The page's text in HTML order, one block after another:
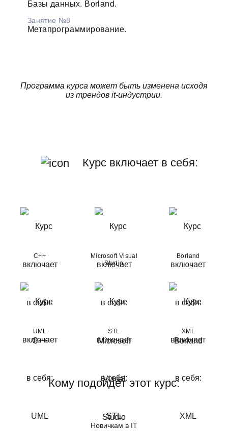
Базы данных. Borland.
Занятие №8
Метапрограммирование.
Программа курса может быть изменена исходя
из трендов it-индустрии.
Курс включает в себя:
С++
Microsoft Visual
Studio
Borland
UML STL XML
Кому подойдёт этот курс:
Новичкам в IT